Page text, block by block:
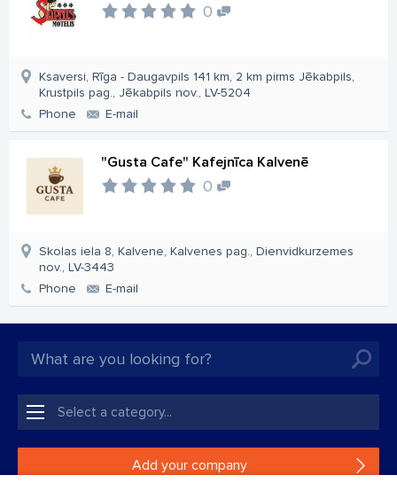
0
Ksaversi, Rīga - Daugavpils 141 km, 2 km pirms Jēkabpils,
Krustpils pag., Jēkabpils nov., LV-5204
Phone
E-mail
"Gusta Cafe" Kafejnīca Kalvenē
0
Skolas iela 8, Kalvene, Kalvenes pag., Dienvidkurzemes
nov., LV-3443
Phone
E-mail
Add your company